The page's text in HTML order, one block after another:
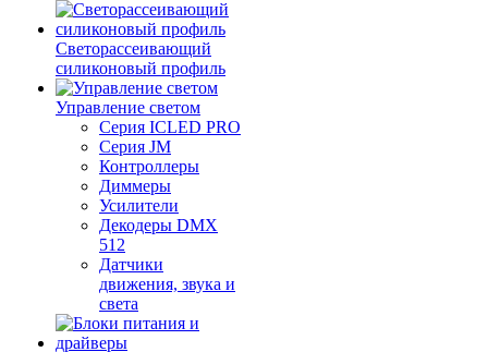
Светорассеивающий
силиконовый профиль
Управление светом
Серия ICLED PRO
Серия JM
Контроллеры
Диммеры
Усилители
Декодеры DMX
512
Датчики
движения, звука и
света